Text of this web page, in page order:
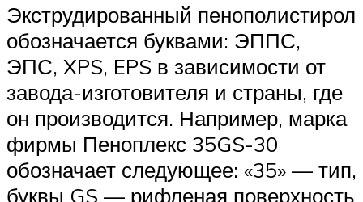
Экструдированный пенополистирол
обозначается буквами: ЭППС,
ЭПС, XPS, EPS в зависимости от
завода-изготовителя и страны, где
он производится. Например, марка
фирмы Пеноплекс 35GS-30
обозначает следующее: «35» — тип,
буквы GS — рифленая поверхность